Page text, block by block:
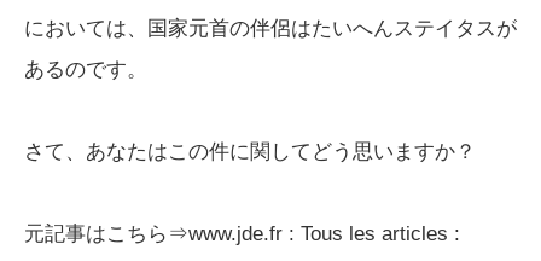
においては、国家元首の伴侶はたいへんステイタスが
あるのです。
さて、あなたはこの件に関してどう思いますか？
元記事はこちら⇒www.jde.fr : Tous les articles :